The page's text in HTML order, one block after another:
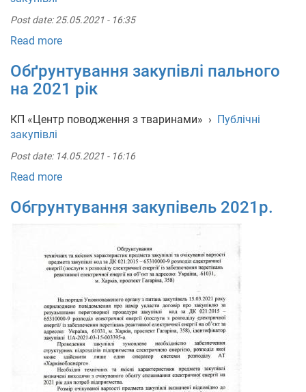
Post date:25.05.2021 - 16:35
Read more
Обґрунтування закупівлі пального
на 2021 рік
КП «Центр поводження з тваринами» › Публічні
закупівлі
Post date: 14.05.2021 - 16:16
Read more
Обгрунтування закупівель 2021р.